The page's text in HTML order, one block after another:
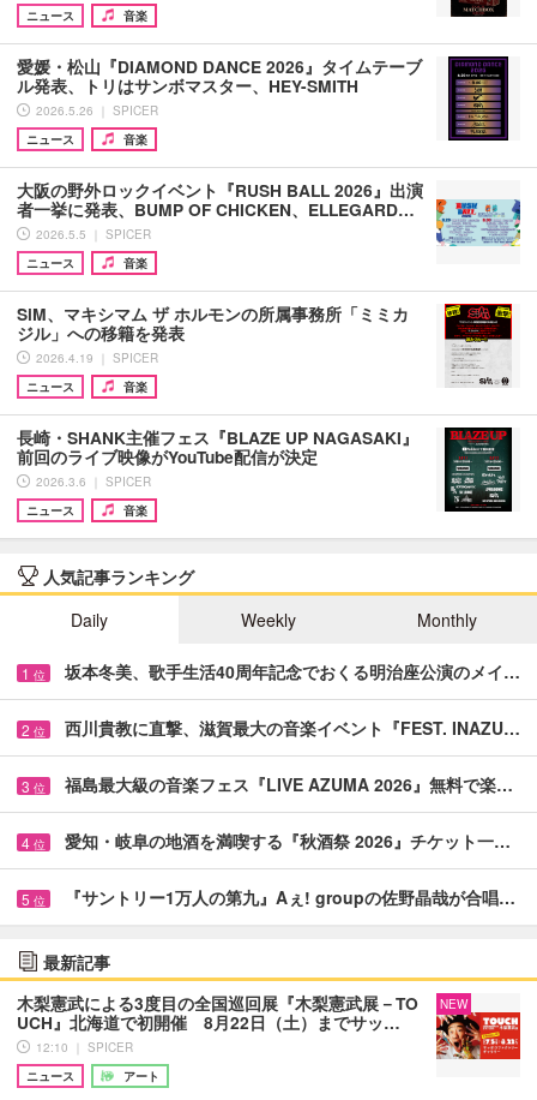
ニュース 音楽
愛媛・松山『DIAMOND DANCE 2026』タイムテーブ
ル発表、トリはサンボマスター、HEY-SMITH
2026.5.26 ｜ SPICER
ニュース
音楽
大阪の野外ロックイベント『RUSH BALL 2026』出演
者一挙に発表、BUMP OF CHICKEN、ELLEGARD…
2026.5.5 ｜ SPICER
ニュース
音楽
SiM、マキシマム ザ ホルモンの所属事務所「ミミカ
ジル」への移籍を発表
2026.4.19 ｜ SPICER
ニュース
音楽
長崎・SHANK主催フェス『BLAZE UP NAGASAKI』
前回のライブ映像がYouTube配信が決定
2026.3.6 ｜ SPICER
ニュース
音楽
人気記事ランキング
Daily
Weekly Monthly
1 位 坂本冬美、歌手生活40周年記念でおくる明治座公演のメイ…
2 位 西川貴教に直撃、滋賀最大の音楽イベント『FEST. INAZU…
3 位 福島最大級の音楽フェス『LIVE AZUMA 2026』無料で楽…
4 位 愛知・岐阜の地酒を満喫する『秋酒祭 2026』チケット一…
5 位 『サントリー1万人の第九』Aぇ! groupの佐野晶哉が合唱…
最新記事
木梨憲武による3度目の全国巡回展『木梨憲武展－TO
UCH』北海道で初開催 8月22日（土）までサッ…
12:10 ｜ SPICER
ニュース
アート
NEW